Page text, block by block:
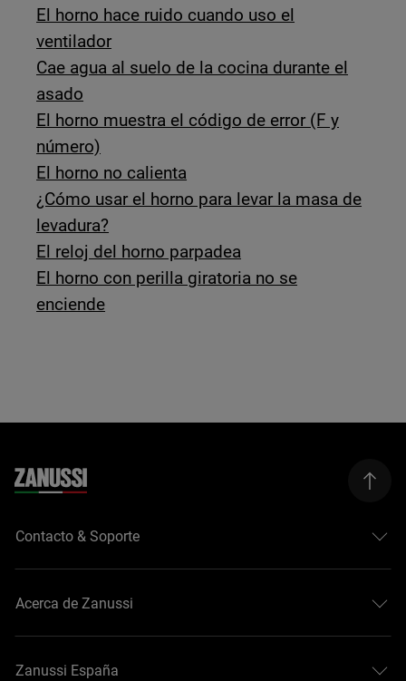
El horno hace ruido cuando uso el
ventilador
Cae agua al suelo de la cocina durante el
asado
El horno muestra el código de error (F y
número)
El horno no calienta
¿Cómo usar el horno para levar la masa de
levadura?
El reloj del horno parpadea
El horno con perilla giratoria no se
enciende
Contacto & Soporte
Acerca de Zanussi
Zanussi España